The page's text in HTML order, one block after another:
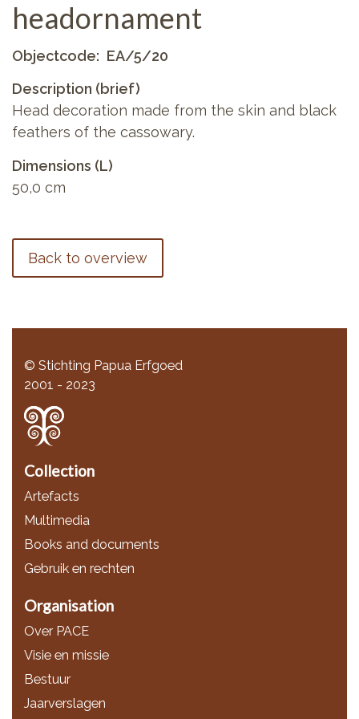
headornament
Objectcode
EA/5/20
Description (brief)
Head decoration made from the skin and black
feathers of the cassowary.
Dimensions (L)
50,0 cm
Back to overview
© Stichting Papua Erfgoed
2001 - 2023
Collection
Artefacts
Multimedia
Books and documents
Gebruik en rechten
Organisation
Over PACE
Visie en missie
Bestuur
Jaarverslagen